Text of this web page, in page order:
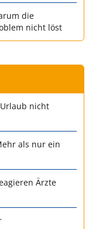
die
nicht löst
nicht
als nur ein
Ärzte